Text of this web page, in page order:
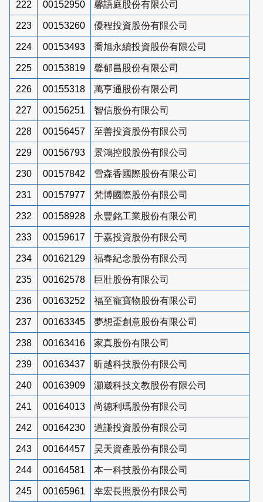
222 00152950 馨語庭股份有限公司
223 00153260 優程投資股份有限公司
224 00153493 喬旭永續投資股份有限公司
225 00153819 馨郁昌股份有限公司
226 00155318 萬亨通股份有限公司
227 00156251 智信股份有限公司
228 00156457 至善投資股份有限公司
229 00156793 景鴻控股股份有限公司
230 00157842 雪森香國際股份有限公司
231 00157977 梵博國際股份有限公司
232 00158928 永豐銘工業股份有限公司
233 00159617 于嘉投資股份有限公司
234 00162129 福春紀念股份有限公司
235 00162578 巨壯股份有限公司
236 00163252 福至寵寶物股份有限公司
237 00163345 夢想盃創意股份有限公司
238 00163416 家真股份有限公司
239 00163437 昕越科技股份有限公司
240 00163909 灝崴科技文教股份有限公司
241 00164013 尚德利瑪股份有限公司
242 00164230 道謙投資股份有限公司
243 00164457 昊天資產股份有限公司
244 00164581 本一科技股份有限公司
245 00165961 幸宏長照股份有限公司